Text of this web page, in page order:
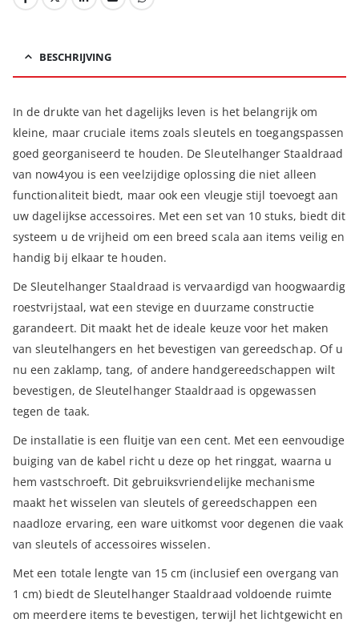
BESCHRIJVING
In de drukte van het dagelijks leven is het belangrijk om
kleine, maar cruciale items zoals sleutels en toegangspassen
goed georganiseerd te houden. De Sleutelhanger Staaldraad
van now4you is een veelzijdige oplossing die niet alleen
functionaliteit biedt, maar ook een vleugje stijl toevoegt aan
uw dagelijkse accessoires. Met een set van 10 stuks, biedt dit
systeem u de vrijheid om een breed scala aan items veilig en
handig bij elkaar te houden.
De Sleutelhanger Staaldraad is vervaardigd van hoogwaardig
roestvrijstaal, wat een stevige en duurzame constructie
garandeert. Dit maakt het de ideale keuze voor het maken
van sleutelhangers en het bevestigen van gereedschap. Of u
nu een zaklamp, tang, of andere handgereedschappen wilt
bevestigen, de Sleutelhanger Staaldraad is opgewassen
tegen de taak.
De installatie is een fluitje van een cent. Met een eenvoudige
buiging van de kabel richt u deze op het ringgat, waarna u
hem vastschroeft. Dit gebruiksvriendelijke mechanisme
maakt het wisselen van sleutels of gereedschappen een
naadloze ervaring, een ware uitkomst voor degenen die vaak
van sleutels of accessoires wisselen.
Met een totale lengte van 15 cm (inclusief een overgang van
1 cm) biedt de Sleutelhanger Staaldraad voldoende ruimte
om meerdere items te bevestigen, terwijl het lichtgewicht en